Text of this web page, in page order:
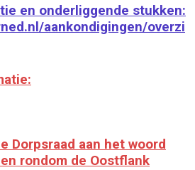
en onderliggende stukken:
aankondigingen/overzi
Dorpsraad aan het woord
rondom de Oostflank